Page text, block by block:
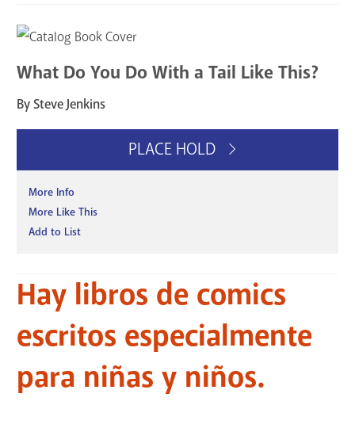
What Do You Do With a Tail Like This?
By Steve Jenkins
PLACE HOLD
More Info
More Like This
Add to List
Hay libros de comics
escritos especialmente
para niñas y niños.